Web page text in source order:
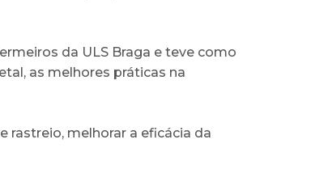
da ULS Braga e teve como
as melhores práticas na
melhorar a eficácia da